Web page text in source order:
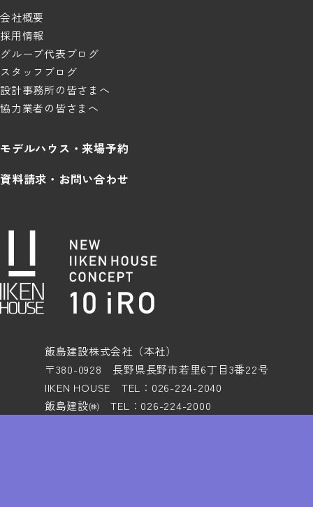
会社概要
採用情報
グループ代表ブログ
スタッフブログ
設計事務所の皆さまへ
協力業者の皆さまへ
モデルハウス・来場予約
資料請求・お問い合わせ
飯島建設株式会社（本社）
〒380-0928 長野県長野市若里6丁目3番22号
IIKEN HOUSE TEL：026-224-2040
飯島建設㈱ TEL：026-224-2000